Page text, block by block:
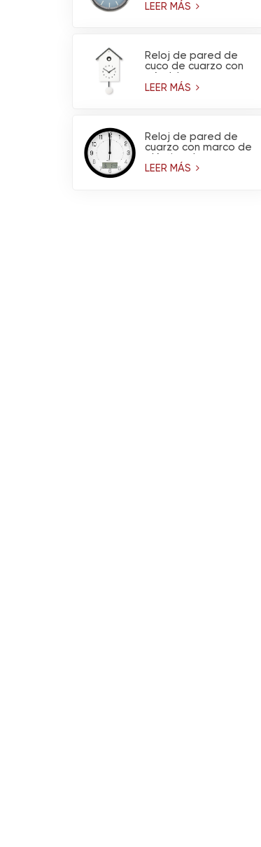
metal del diseño del
LEER MÁS
Reloj de pared de
cuco de cuarzo con
LEER MÁS
Reloj de pared de
cuarzo con marco de
higrómetro y
LEER MÁS